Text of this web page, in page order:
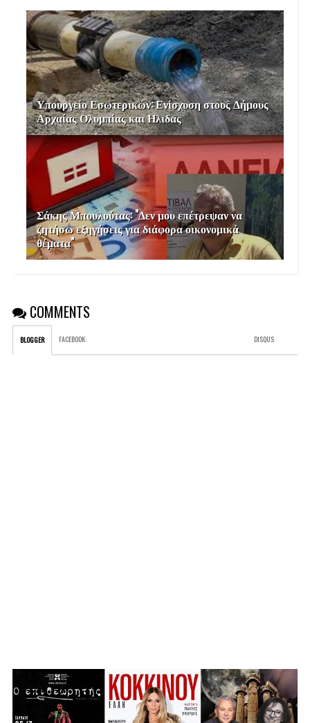
Υπουργείο Εσωτερικών: Ενίσχυση στους Δήμους
Αρχαίας Ολυμπίας και Ηλιδας
Σάκης Μπουλούτας: "Δεν μου επέτρεψαν να
ζητήσω εξηγήσεις για διάφορα οικονομικά
θέματα"
COMMENTS
BLOGGER FACEBOOK: DISQUS